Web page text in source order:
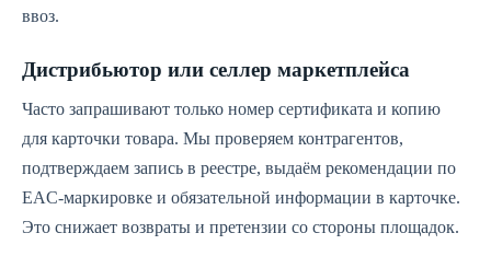
ввоз.
Дистрибьютор или селлер маркетплейса
Часто запрашивают только номер сертификата и копию
для карточки товара. Мы проверяем контрагентов,
подтверждаем запись в реестре, выдаём рекомендации по
EAC‑маркировке и обязательной информации в карточке.
Это снижает возвраты и претензии со стороны площадок.